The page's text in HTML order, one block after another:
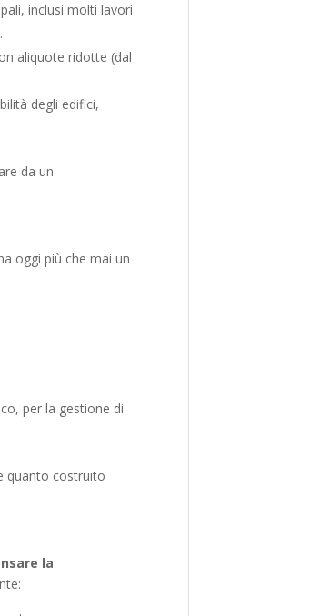
inclusi molti lavori
aliquote ridotte (dal
degli edifici,
da un
oggi più che mai un
per la gestione di
quanto costruito
la